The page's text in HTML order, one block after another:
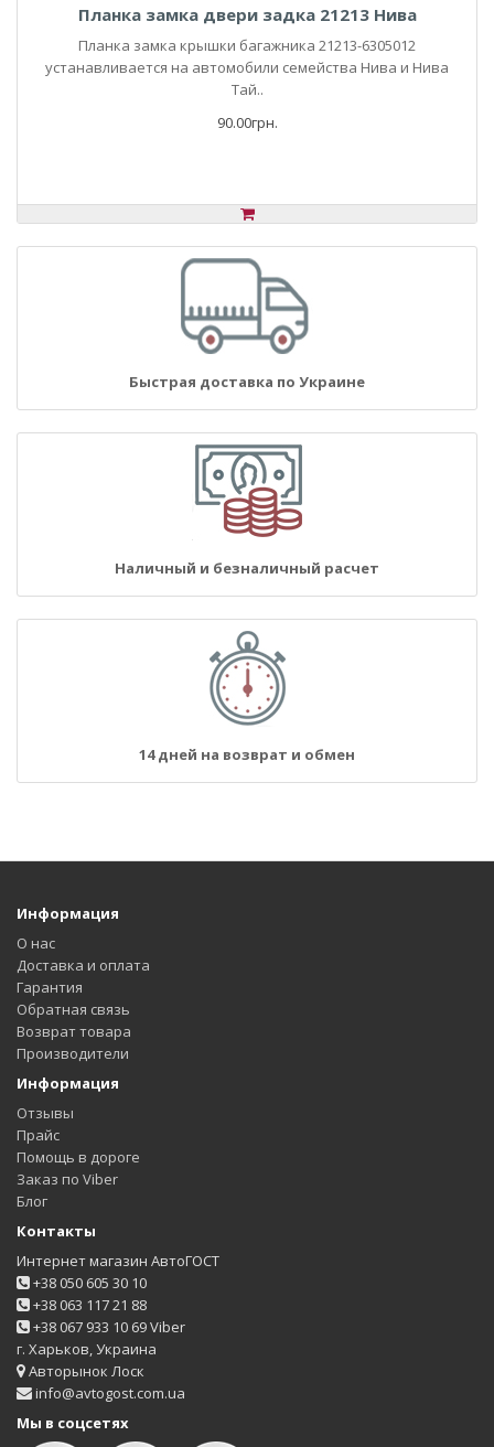
Планка замка двери задка 21213 Нива
Планка замка крышки багажника 21213-6305012
устанавливается на автомобили семейства Нива и Нива
Тай..
90.00грн.
Быстрая доставка по Украине
Наличный и безналичный расчет
14 дней на возврат и обмен
Информация
О нас
Доставка и оплата
Гарантия
Обратная связь
Возврат товара
Производители
Информация
Отзывы
Прайс
Помощь в дороге
Заказ по Viber
Блог
Контакты
Интернет магазин АвтоГОСТ
+38 050 605 30 10
+38 063 117 21 88
+38 067 933 10 69 Viber
г. Харьков, Украина
Авторынок Лоск
info@avtogost.com.ua
Мы в соцсетях